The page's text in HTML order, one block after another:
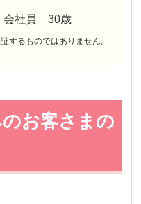
会社員 30歳
するものではありません。
お客さまの